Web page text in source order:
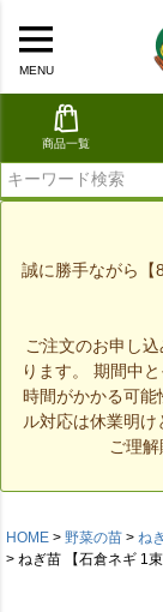
MENU
商品一覧
誠に勝手ながら【
ご注文のお申し
ります。 期間中
時間がかかる可能
ル対応は休業明け
ご理
HOME 野菜の苗
ね
ねぎ苗 【石倉ネギ 1